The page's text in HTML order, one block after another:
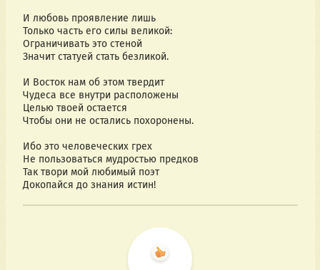
И любовь проявление лишь
Только часть его силы великой:
Ограничивать это стеной
Значит статуей стать безликой.
И Восток нам об этом твердит
Чудеса все внутри расположены
Целью твоей остается
Чтобы они не остались похоронены.
Ибо это человеческих грех
Не пользоваться мудростью предков
Так твори мой любимый поэт
Докопайся до знания истин!